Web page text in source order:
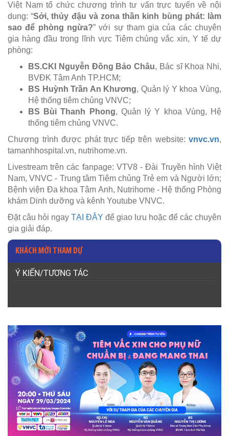
Việt Nam tổ chức chương trình tư vấn trực tuyến về nội
dung: “Sởi, thủy đậu và zona thần kinh bùng phát: làm
sao để phòng ngừa?” với sự tham gia của các chuyên
gia hàng đầu trong lĩnh vực Tiêm chủng vắc xin, Y tế dự
phòng:
BS.CKI Nguyễn Đông Bảo Châu, Bác sĩ Khoa Nhi,
BVĐK Tâm Anh TP.HCM;
BS Huỳnh Trần An Khương, Quản lý Y khoa Vùng,
Hệ thống tiêm chủng VNVC;
BS Bùi Thanh Phong, Quản lý Y khoa Vùng, Hệ
thống tiêm chủng VNVC.
Chương trình được phát trực tiếp trên website: vnvc.vn,
tamanhhospital.vn, nutrihome.vn.
Livestream trên các fanpage: VTV8 - Đài Truyền hình Việt
Nam, VNVC - Trung tâm Tiêm chủng Trẻ em và Người lớn;
Bệnh viện Đa khoa Tâm Anh, Nutrihome - Hệ thống Phòng
khám Dinh dưỡng và kênh Youtube VNVC.
Đặt câu hỏi ngay TẠI ĐÂY để giao lưu hoặc để các chuyên
gia giải đáp.
KHÁCH MỜI THAM DỰ
Ý KIẾN/TƯƠNG TÁC